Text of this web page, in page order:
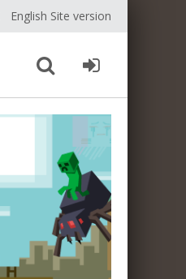
English Site version